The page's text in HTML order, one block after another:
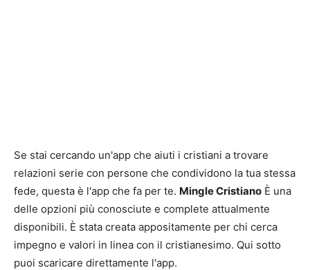
Se stai cercando un'app che aiuti i cristiani a trovare
relazioni serie con persone che condividono la tua stessa
fede, questa è l'app che fa per te. Mingle Cristiano È una
delle opzioni più conosciute e complete attualmente
disponibili. È stata creata appositamente per chi cerca
impegno e valori in linea con il cristianesimo. Qui sotto
puoi scaricare direttamente l'app.